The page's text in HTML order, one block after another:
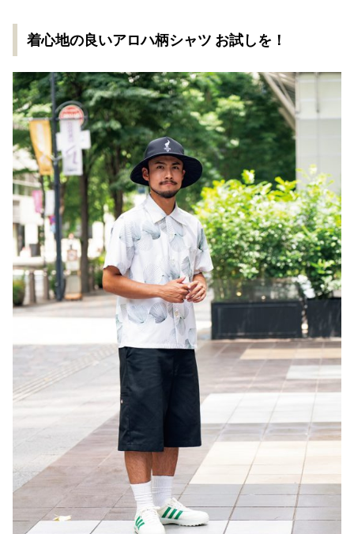
着心地の良いアロハ柄シャツ お試しを！